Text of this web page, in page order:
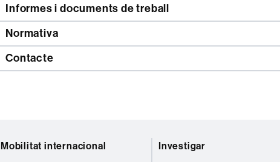
Informes i documents de treball
Normativa
Contacte
Mobilitat internacional Investigar